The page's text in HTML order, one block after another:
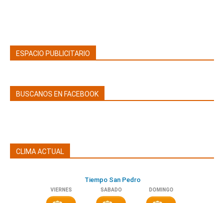
ESPACIO PUBLICITARIO
BUSCANOS EN FACEBOOK
CLIMA ACTUAL